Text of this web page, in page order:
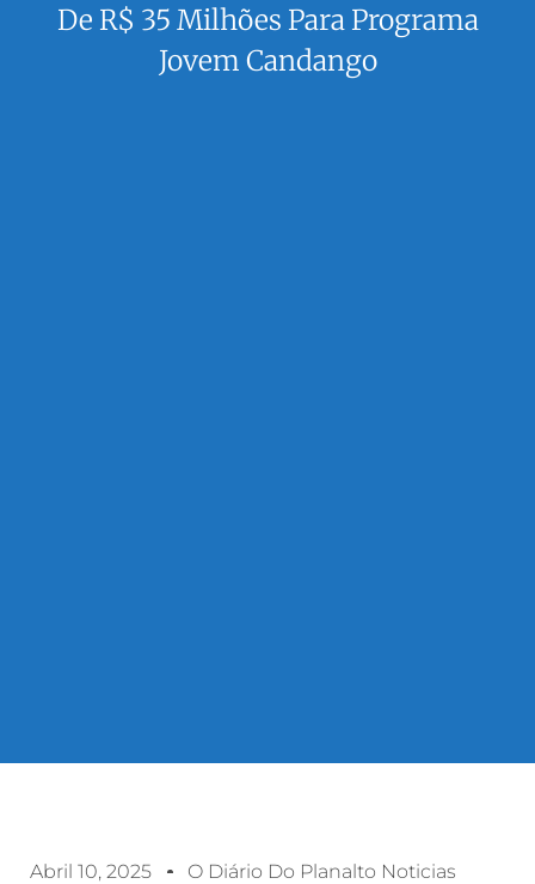
De R$ 35 Milhões Para Programa
Jovem Candango
Abril 10, 2025 O Diário Do Planalto Noticias